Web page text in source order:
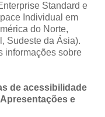
Standard e
Individual em
do Norte,
Sudeste da Ásia).
informações sobre
de acessibilidade
e